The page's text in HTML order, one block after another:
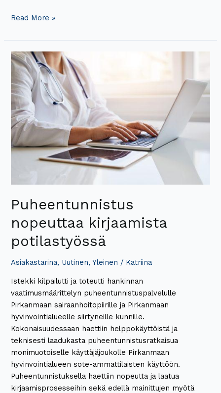
Read More »
Puheentunnistus
nopeuttaa kirjaamista
potilastyössä
Asiakastarina, Uutinen,Yleinen / Katriina
Istekki kilpailutti ja toteutti hankinnan
vaatimusmäärittelyn puheentunnistuspalvelulle
Pirkanmaan sairaanhoitopiirille ja Pirkanmaan
hyvinvointialueelle siirtyneille kunnille.
Kokonaisuudessaan haettiin helppokäyttöistä ja
teknisesti laadukasta puheentunnistusratkaisua
monimuotoiselle käyttäjäjoukolle Pirkanmaan
hyvinvointialueen sote-ammattilaisten käyttöön.
Puheentunnistuksella haettiin nopeutta ja laatua
kirjaamisprosesseihin sekä edellä mainittujen myötä
Puheentunnistus
nopeuttaa
kirjaamista
potilastyössä